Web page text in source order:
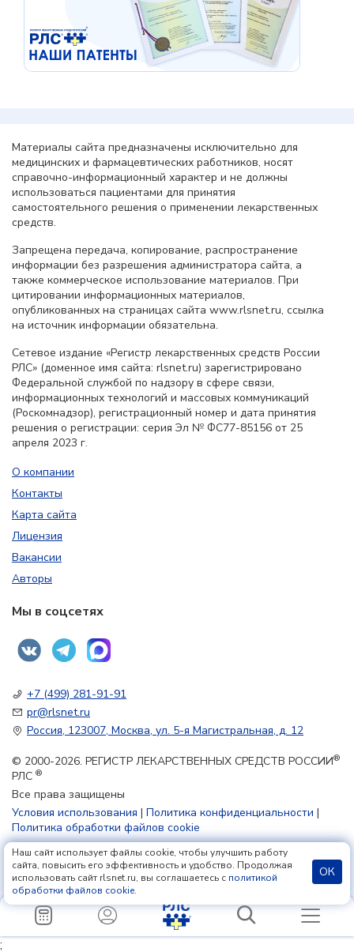
Материалы сайта предназначены исключительно для
медицинских и фармацевтических работников, носят
справочно-информационный характер и не должны
использоваться пациентами для принятия
самостоятельного решения о применении лекарственных
средств.
Запрещена передача, копирование, распространение
информации без разрешения администратора сайта, а
также коммерческое использование материалов. При
цитировании информационных материалов,
опубликованных на страницах сайта www.rlsnet.ru, ссылка
на источник информации обязательна.
Сетевое издание «Регистр лекарственных средств России
РЛС» (доменное имя сайта: rlsnet.ru) зарегистрировано
Федеральной службой по надзору в сфере связи,
информационных технологий и массовых коммуникаций
(Роскомнадзор), регистрационный номер и дата принятия
решения о регистрации: серия Эл № ФС77-85156 от 25
апреля 2023 г.
О компании
Контакты
Карта сайта
Лицензия
Вакансии
Авторы
Мы в соцсетях
+7 (499) 281-91-91
pr@rlsnet.ru
Россия, 123007, Москва, ул. 5-я Магистральная, д. 12
© 2000-2026. РЕГИСТР ЛЕКАРСТВЕННЫХ СРЕДСТВ РОССИИ®
РЛС ®
Все права защищены
Условия использования | Политика конфиденциальности |
Политика обработки файлов cookie
18+
Наш сайт использует файлы cookie, чтобы улучшить работу
сайта, повысить его эффективность и удобство. Продолжая
использовать сайт rlsnet.ru, вы соглашаетесь с политикой
обработки файлов cookie.
ОК
;